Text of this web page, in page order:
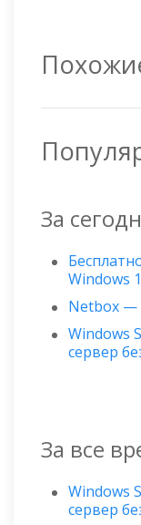
За
Windows
Netbox —
Windows
сервер
За все
Windows
сервер